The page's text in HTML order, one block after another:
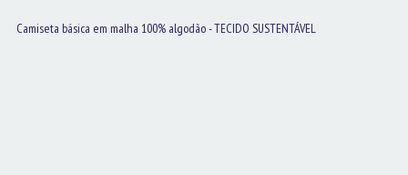
Camiseta básica em malha 100% algodão - TECIDO SUSTENTÁVEL